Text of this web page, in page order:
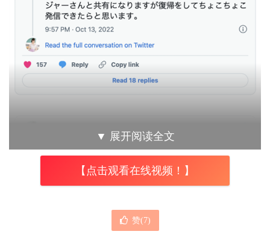
▼ 展开阅读全文
【点击观看在线视频！】
赞(7)